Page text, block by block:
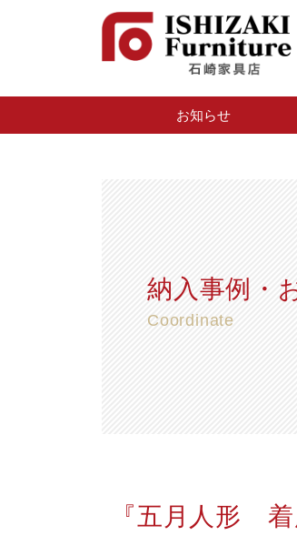
お知らせ
納入事例・
Coordinate
『五月人形